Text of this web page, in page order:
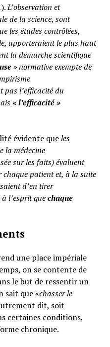
L’observation et
de la science, sont
les études contrôlées,
apporteraient le plus haut
la démarche scientifique
» normative exempte de
pas l’efficacité du
«l’efficacité »
évidente queles
la médecine
sur les faits) évaluent
chaque patient et, à la suite
d’en tirer
l’esprit quechaque
une place impériale
on se contente de
le but de ressentir un
sait que «chasser le
dit, soit
certaines conditions,
chronique.